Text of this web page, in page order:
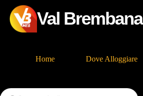
Val Brembana
Home Dove Alloggiare